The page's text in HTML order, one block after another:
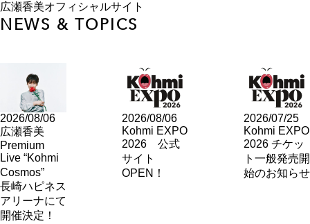
広瀬香美オフィシャルサイト
NEWS & TOPICS
2026/08/06
広瀬香美
Premium
Live “Kohmi
Cosmos”
長崎ハピネス
アリーナにて
開催決定！
2026/08/06
Kohmi EXPO
2026 公式
サイト
OPEN！
2026/07/25
Kohmi EXPO
2026 チケッ
ト一般発売開
始のお知らせ